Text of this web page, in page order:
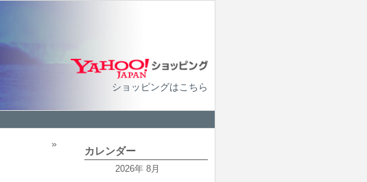
ショッピングはこちら
»
カレンダー
2026年 8月